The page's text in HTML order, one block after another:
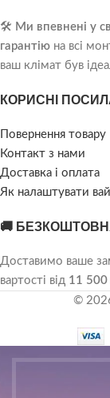
🛠️ Ми впевнені у
гарантію на всі
ваш клімат був
КОРИСНІ
Повернення товару
Контакт з нами
Доставка і оплата
Як налаштувати
🚚
Доставимо ваше
вартості від 11 500
©